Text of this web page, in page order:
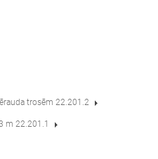
trosēm 22.201.2
m 22.201.1